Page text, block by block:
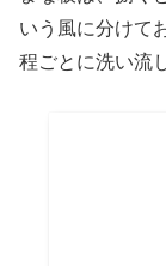
いう風に分けて
程ごとに洗い流